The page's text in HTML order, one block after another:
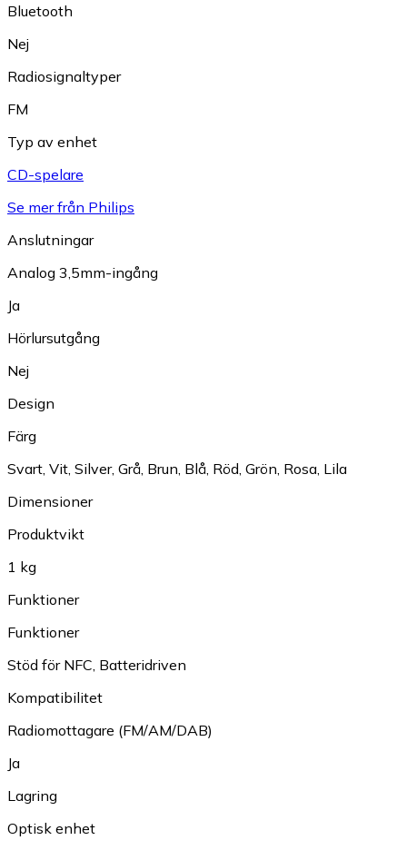
Bluetooth
Nej
Radiosignaltyper
FM
Typ av enhet
CD-spelare
Se mer från Philips
Anslutningar
Analog 3,5mm-ingång
Ja
Hörlursutgång
Nej
Design
Färg
Svart Vit Silver, Grå Brun Blå Röd Grön Rosa Lila
Dimensioner
Produktvikt
1 kg
Funktioner
Funktioner
Stöd för NFC Batteridriven
Kompatibilitet
Radiomottagare (FM/AM/DAB)
Ja
Lagring
Optisk enhet